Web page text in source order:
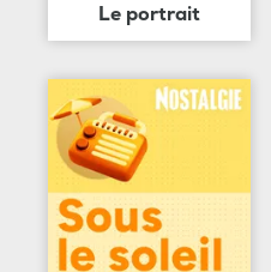
Le portrait